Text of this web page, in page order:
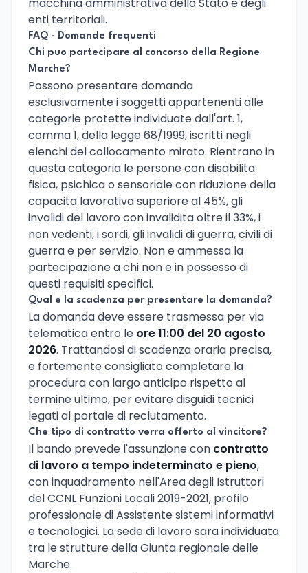
enti territoriali.
FAQ - Domande frequenti
Chi puo partecipare al concorso della Regione
Marche?
Possono presentare domanda
esclusivamente i soggetti appartenenti alle
categorie protette individuate dall'art. 1,
comma 1, della legge 68/1999, iscritti negli
elenchi del collocamento mirato. Rientrano in
questa categoria le persone con disabilita
fisica, psichica o sensoriale con riduzione della
capacita lavorativa superiore al 45%, gli
invalidi del lavoro con invalidita oltre il 33%, i
non vedenti, i sordi, gli invalidi di guerra, civili di
guerra e per servizio. Non e ammessa la
partecipazione a chi non e in possesso di
questi requisiti specifici.
Qual e la scadenza per presentare la domanda?
La domanda deve essere trasmessa per via
telematica entro le ore 11:00 del 20 agosto
2026. Trattandosi di scadenza oraria precisa,
e fortemente consigliato completare la
procedura con largo anticipo rispetto al
termine ultimo, per evitare disguidi tecnici
legati al portale di reclutamento.
Che tipo di contratto verra offerto al vincitore?
Il bando prevede l'assunzione con contratto
di lavoro a tempo indeterminato e pieno,
con inquadramento nell'Area degli Istruttori
del CCNL Funzioni Locali 2019-2021, profilo
professionale di Assistente sistemi informativi
e tecnologici. La sede di lavoro sara individuata
tra le strutture della Giunta regionale delle
Marche.